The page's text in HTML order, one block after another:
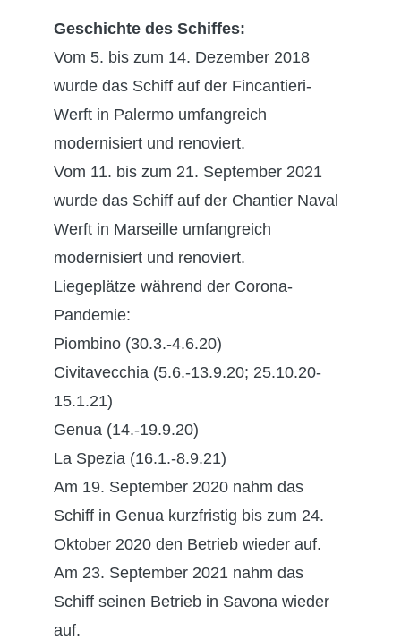
Geschichte des Schiffes:
Vom 5. bis zum 14. Dezember 2018
wurde das Schiff auf der Fincantieri-
Werft in Palermo umfangreich
modernisiert und renoviert.
Vom 11. bis zum 21. September 2021
wurde das Schiff auf der Chantier Naval
Werft in Marseille umfangreich
modernisiert und renoviert.
Liegeplätze während der Corona-
Pandemie:
Piombino (30.3.-4.6.20)
Civitavecchia (5.6.-13.9.20; 25.10.20-
15.1.21)
Genua (14.-19.9.20)
La Spezia (16.1.-8.9.21)
Am 19. September 2020 nahm das
Schiff in Genua kurzfristig bis zum 24.
Oktober 2020 den Betrieb wieder auf.
Am 23. September 2021 nahm das
Schiff seinen Betrieb in Savona wieder
auf.